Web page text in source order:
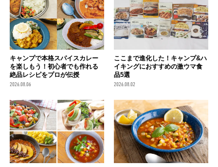
キャンプで本格スパイスカレー
を楽しもう！初心者でも作れる
絶品レシピをプロが伝授
2026.08.06
ここまで進化した！キャンプ&ハ
イキングにおすすめの激ウマ食
品5選
2026.08.02